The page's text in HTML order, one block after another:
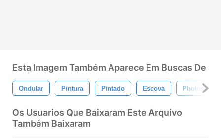
Esta Imagem Também Aparece Em Buscas De
Ondular Pintura Pintado Escova Photoshop
Os Usuarios Que Baixaram Este Arquivo
Também Baixaram